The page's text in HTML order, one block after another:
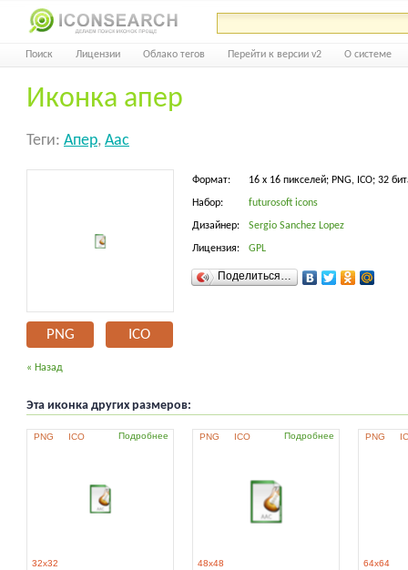
Поиск Лицензии Облако тегов Перейти к версии v2 О системе
Иконка апер
Теги: Апер, Aac
PNG ICO
Формат: 16 x 16 пикселей; PNG, ICO; 32
Набор: futurosoft icons
Дизайнер: Sergio Sanchez Lopez
Лицензия: GPL
Поделиться…
« Назад
Эта иконка других размеров:
PNG ICO Подробнее
32x32
PNG ICO Подробнее
48x48
PNG
64x64